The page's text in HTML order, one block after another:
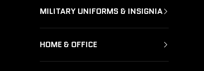
MILITARY UNIFORMS & INSIGNIA
HOME & OFFICE